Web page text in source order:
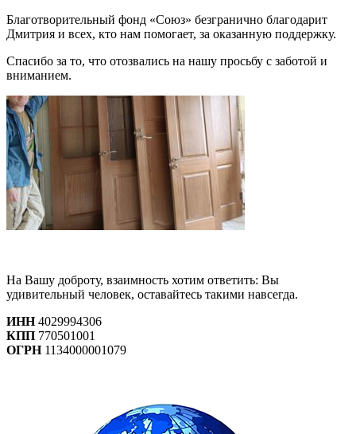
Благотворительный фонд «Союз» безгранично благодарит
Дмитрия и всех, кто нам помогает, за оказанную поддержку.
Спасибо за то, что отозвались на нашу просьбу с заботой и
вниманием.
На Вашу доброту, взаимность хотим ответить: Вы
удивительный человек, оставайтесь такими навсегда.
ИНН4029994306
КПП 770501001
ОГРН1134000001079